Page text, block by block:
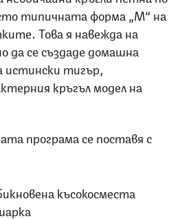
типичната форма „М“ на
Това я навежда на
да се създаде домашна
тигър,
кръгъл модел на
програма се поставя с
късокосместа